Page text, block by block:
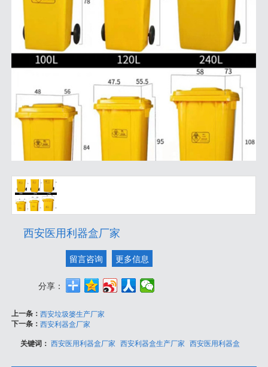
西安医用利器盒厂家
留言咨询 更多信息
分享：
上一条：西安垃圾篓生产厂家
下一条：西安利器盒厂家
关键词：西安医用利器盒厂家 西安利器盒生产厂家 西安医用利器盒